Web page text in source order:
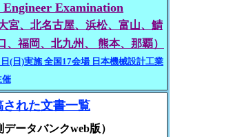
Engineer Examination
宮、北名古屋、浜松、富山、鯖
福岡、北九州、 熊本、那覇）
(日)実施 全国17会場 日本機械設計工業
催
れた文書一覧
データバンクweb版）